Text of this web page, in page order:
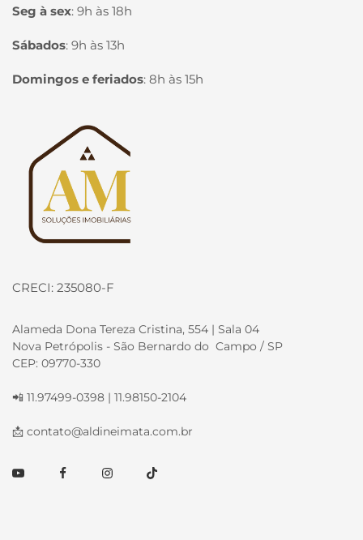
Seg à sex: 9h às 18h
Sábados: 9h às 13h
Domingos e feriados: 8h às 15h
Página inicial
CRECI: 235080-F
Alameda Dona Tereza Cristina, 554 | Sala 04
Nova Petrópolis - São Bernardo do Campo / SP
CEP: 09770-330
📲 11.97499-0398 | 11.98150-2104
📩 contato@aldineimata.com.br
YoutubeFacebookInstagramTikTok